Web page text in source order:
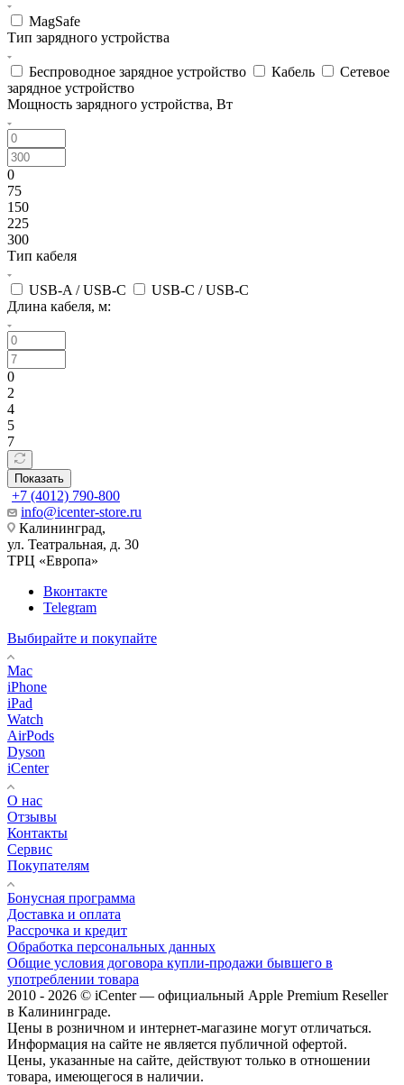
MagSafe
Тип зарядного устройства
Беспроводное зарядное устройство Кабель
Сетевое
зарядное устройство
Мощность зарядного устройства, Вт
0
75
150
225
300
Тип кабеля
USB-A / USB-C
USB-C / USB-C
Длина кабеля, м:
0
2
4
5
7
Показать
+7 (4012) 790-800
info@icenter-store.ru
Калининград,
ул. Театральная, д. 30
ТРЦ «Европа»
Вконтакте
Telegram
Выбирайте и покупайте
Mac
iPhone
iPad
Watch
AirPods
Dyson
iCenter
О нас
Отзывы
Контакты
Сервис
Покупателям
Бонусная программа
Доставка и оплата
Рассрочка и кредит
Обработка персональных данных
Общие условия договора купли-продажи бывшего в
употреблении товара
2010 - 2026 © iCenter — официальный Apple Premium Reseller
в Калининграде.
Цены в розничном и интернет-магазине могут отличаться.
Информация на сайте не является публичной офертой.
Цены, указанные на сайте, действуют только в отношении
товара, имеющегося в наличии.